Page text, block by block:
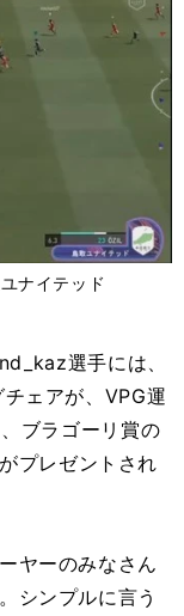
ナイテッド
選手には、
ェアが、VPG運
ブラゴーリ賞の
プレゼントされ
ヤーのみなさん
シンプルに言う